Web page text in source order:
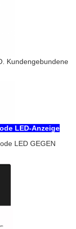
Kundengebundene
LED-Anzeige
LED GEGEN